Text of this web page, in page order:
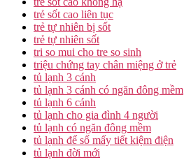
trẻ sốt cao liên tục
trẻ tự nhiên bị sốt
trẻ tự nhiên sốt
tri so mui cho tre so sinh
triệu chứng tay chân miệng ở trẻ
tủ lạnh 3 cánh
tủ lạnh 3 cánh có ngăn đông mềm
tủ lạnh 6 cánh
tủ lạnh cho gia đình 4 người
tủ lạnh có ngăn đông mềm
tủ lạnh để số mấy tiết kiệm điện
tủ lạnh đời mới